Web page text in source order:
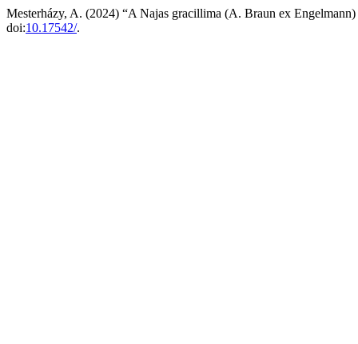
Mesterházy, A. (2024) “A Najas gracillima (A. Braun ex
doi:10.17542/.